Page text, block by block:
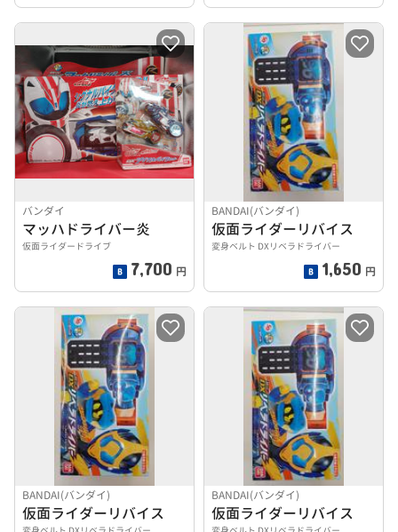
バンダイ
マッハドライバー炎
仮面ライダードライブ
7,700 円
BANDAI(バンダイ)
仮面ライダーリバイス
変身ベルト DXリベラドライバー
1,650 円
BANDAI(バンダイ)
仮面ライダーリバイス
BANDAI(バンダイ)
仮面ライダーリバイス